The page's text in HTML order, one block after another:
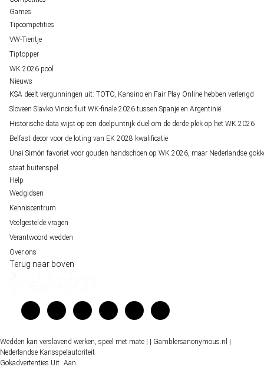
Games
Tipcompetities
VW-Tientje
Tiptopper
WK 2026 pool
Nieuws
KSA deelt vergunningen uit: TOTO, Kansino en Fair Play Online hebben verlengd
Sloveen Slavko Vincic fluit WK-finale 2026 tussen Spanje en Argentinië
Historische data wijst op een doelpuntrijk duel om de derde plek op het WK 2026
Belfast decor voor de loting van EK 2028 kwalificatie
Unai Simón favoriet voor gouden handschoen op WK 2026, maar Nederlandse
staat buitenspel
Help
Wedgidsen
Kenniscentrum
Veelgestelde vragen
Verantwoord wedden
Over ons
Terug naar boven
Wedden kan verslavend werken, speel met mate | | Gamblersanonymous.nl |
Nederlandse Kansspelautoriteit
Gokadvertenties Uit Aan